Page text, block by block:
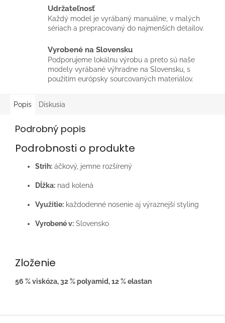
Udržateľnosť
Každý model je vyrábaný manuálne, v malých
sériach a prepracovaný do najmenších detailov.
Vyrobené na Slovensku
Podporujeme lokálnu výrobu a preto sú naše
modely vyrábané výhradne na Slovensku, s
použitím európsky sourcovaných materiálov.
Popis Diskusia
Podrobný popis
Podrobnosti o produkte
Strih: áčkový, jemne rozšírený
Dĺžka: nad kolená
Využitie: každodenné nosenie aj výraznejší styling
Vyrobené v: Slovensko
Zloženie
56 % viskóza, 32 % polyamid, 12 % elastan
Z